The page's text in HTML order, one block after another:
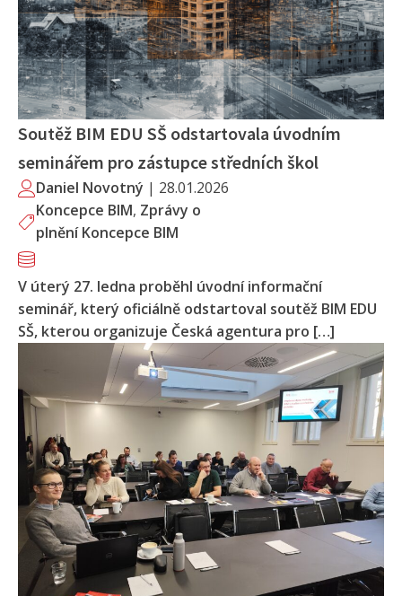
Soutěž BIM EDU SŠ odstartovala úvodním
seminářem pro zástupce středních škol
Daniel Novotný | 28.01.2026
Koncepce BIM, Zprávy o
plnění Koncepce BIM
V úterý 27. ledna proběhl úvodní informační
seminář, který oficiálně odstartoval soutěž BIM EDU
SŠ, kterou organizuje Česká agentura pro […]